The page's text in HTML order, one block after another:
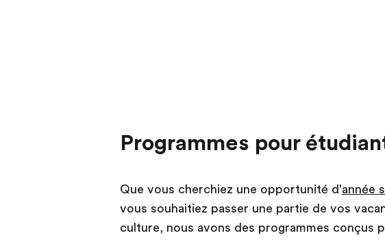
Programmes pour
Que vous cherchiez une opportunité d'année
vous souhaitiez passer une partie de vos
culture, nous avons des programmes conçus